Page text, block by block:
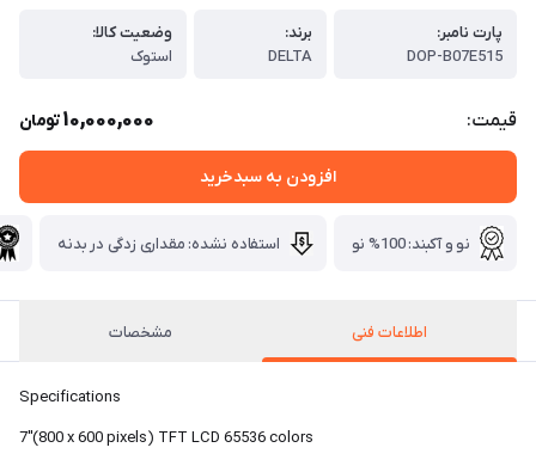
پارت نامبر:
DOP-B07E515
برند:
DELTA
وضعیت کالا:
استوک
قیمت: 10,000,000تومان
افزودن به سبدخرید
نو و آکبند: 100% نو استفاده نشده: مقداری زدگی در بدنه
اطلاعات فنی مشخصات
Specifications
7"(800 x 600 pixels) TFT LCD 65536 colors